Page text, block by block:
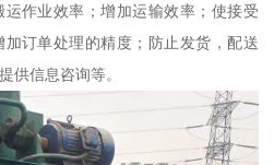
作业效率；增加运输效率；使接受
订单处理的精度；防止发货，配送
供信息咨询等。